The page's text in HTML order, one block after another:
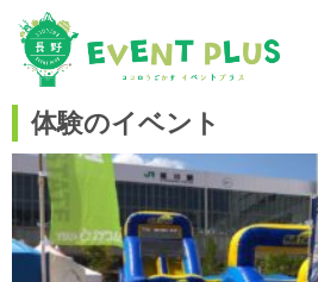
体験のイベント